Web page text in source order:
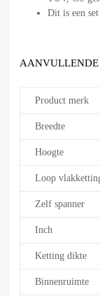
Dit is een
Product merk
Breedte
Hoogte
Loop
Zelf spanner
Inch
Ketting dikte
Binnenruimte